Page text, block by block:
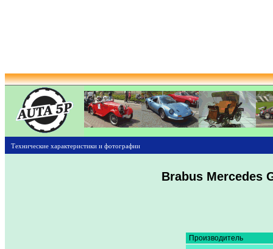
Технические характеристики и фотографии
Brabus Mercedes
Производитель